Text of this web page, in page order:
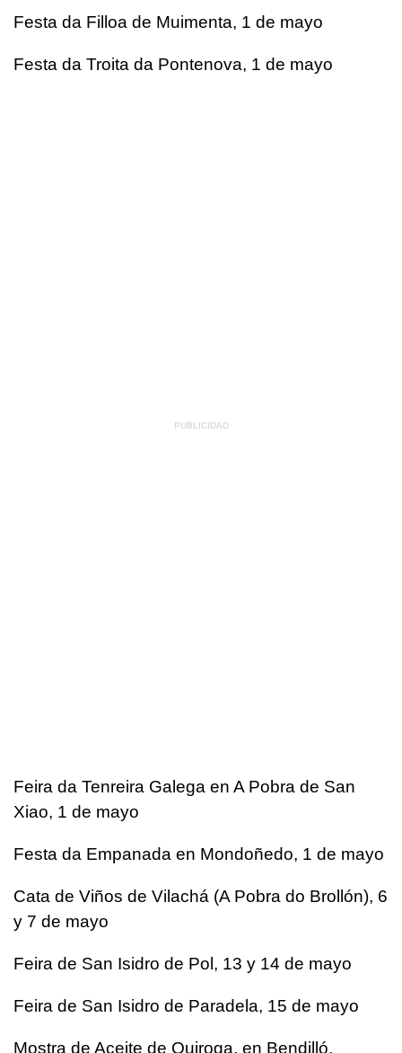
Festa da Filloa de Muimenta, 1 de mayo
Festa da Troita da Pontenova, 1 de mayo
Feira da Tenreira Galega en A Pobra de San
Xiao, 1 de mayo
Festa da Empanada en Mondoñedo, 1 de mayo
Cata de Viños de Vilachá (A Pobra do Brollón), 6
y 7 de mayo
Feira de San Isidro de Pol, 13 y 14 de mayo
Feira de San Isidro de Paradela, 15 de mayo
Mostra de Aceite de Quiroga, en Bendilló,